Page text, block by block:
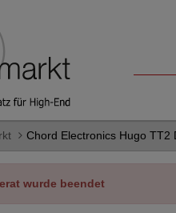
Chord Electronics Hugo TT2
wurde beendet